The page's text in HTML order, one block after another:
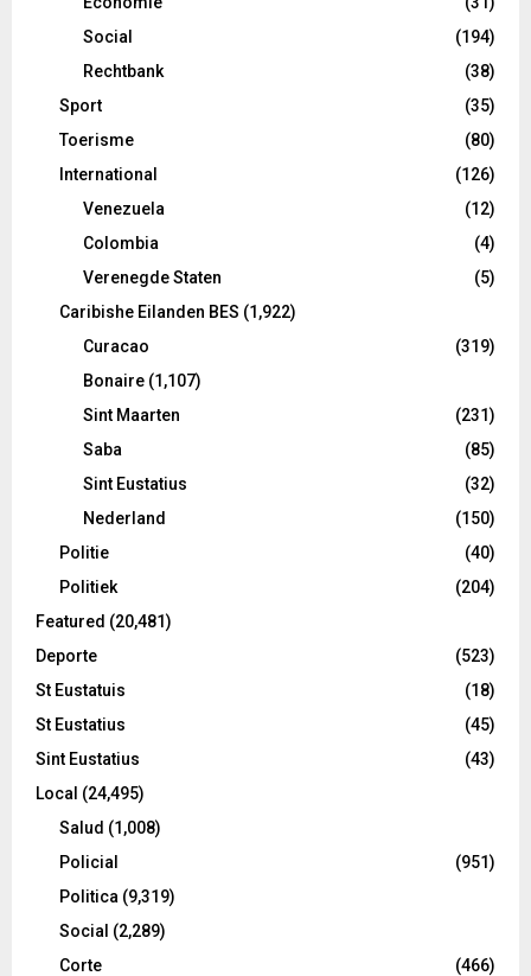
Social
(194)
Rechtbank
(38)
Sport
(35)
Toerisme
(80)
International
(126)
Venezuela
(12)
Colombia
(4)
Verenegde Staten
(5)
Caribishe Eilanden BES (1,922)
Curacao
(319)
Bonaire (1,107)
Sint Maarten
(231)
Saba
(85)
Sint Eustatius
(32)
Nederland
(150)
Politie
(40)
Politiek
(204)
Featured (20,481)
Deporte
(523)
St Eustatuis
(18)
St Eustatius
(45)
Sint Eustatius
(43)
Local (24,495)
Salud (1,008)
Policial
(951)
Politica (9,319)
Social (2,289)
Corte
(466)